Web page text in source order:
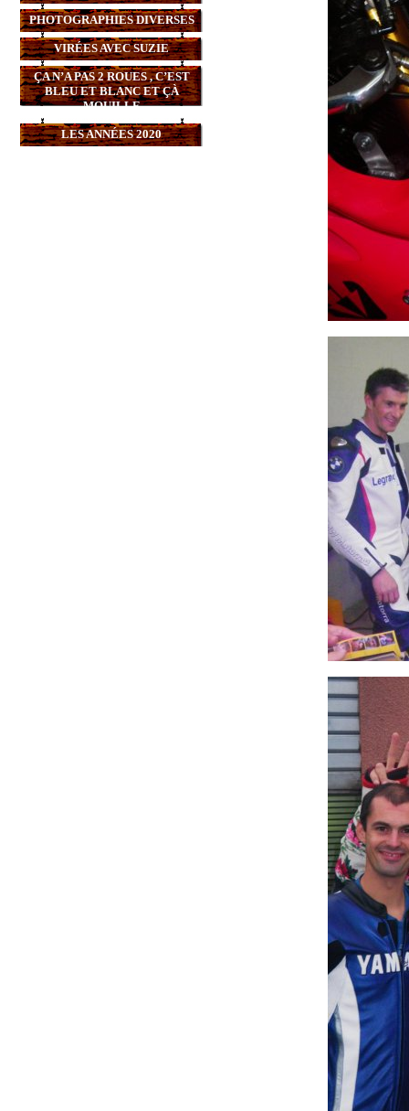
PHOTOGRAPHIES DIVERSES
VIRÉES AVEC SUZIE
ÇA N’A PAS 2 ROUES , C’EST
BLEU ET BLANC ET ÇÀ
MOUILLE
LES ANNÉES 2020